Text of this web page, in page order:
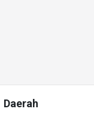
Daerah